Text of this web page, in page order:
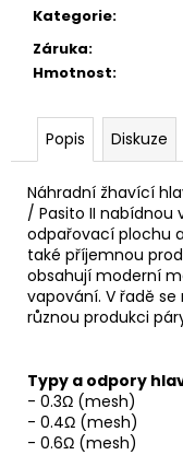
Kategorie:
Záruka:
Hmotnost:
Popis Diskuze
Náhradní žhavící
/ Pasito II nabídnou
odpařovací plochu
také příjemnou
obsahují moderní
vapování. V řadě
různou produkci
Typy a odpory
- 0.3Ω (mesh)
- 0.4Ω (mesh)
- 0.6Ω (mesh)
LOST
MARY
TP1000
META
20MG
ŽVÝKAČKA,
LESNÍ
OVOCE
97
Kč
Původně:
169
Kč